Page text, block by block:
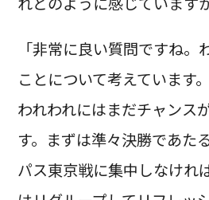
「非常に良い質問ですね。
ことについて考えています
われわれにはまだチャンス
す。まずは準々決勝であた
パス東京戦に集中しなけれ